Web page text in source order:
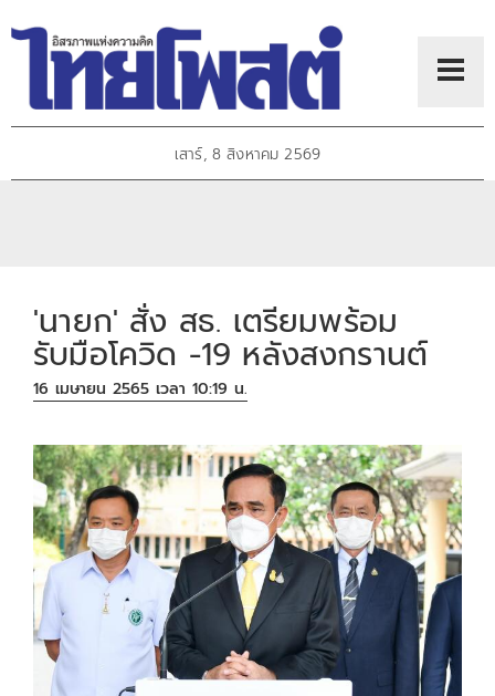
เสาร์, 8 สิงหาคม 2569
'นายก' สั่ง สธ. เตรียมพร้อม
รับมือโควิด -19 หลังสงกรานต์
16 เมษายน 2565 เวลา 10:19 น.